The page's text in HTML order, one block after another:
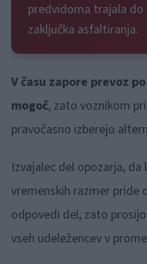
predvidoma trajala do
zaključka asfaltiranja.
V času zapore prevoz
mogoč, zato voznikom
pravočasno izberejo
Izvajalec del opozarja,
vremenskih razmer pride
odpovedi del, zato
vseh udeležencev v